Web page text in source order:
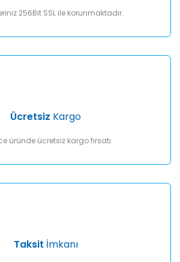
256Bit SSL ile korunmaktadır.
Ücretsiz Kargo
üründe ücretsiz kargo fırsatı.
Taksit İmkanı